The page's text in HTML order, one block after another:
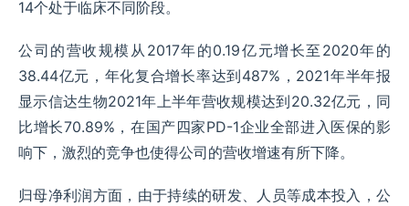
14个处于临床不同阶段。
公司的营收规模从2017年的0.19亿元增长至2020年的
38.44亿元，年化复合增长率达到487%，2021年半年报
显示信达生物2021年上半年营收规模达到20.32亿元，同
比增长70.89%，在国产四家PD-1企业全部进入医保的影
响下，激烈的竞争也使得公司的营收增速有所下降。
归母净利润方面，由于持续的研发、人员等成本投入，公